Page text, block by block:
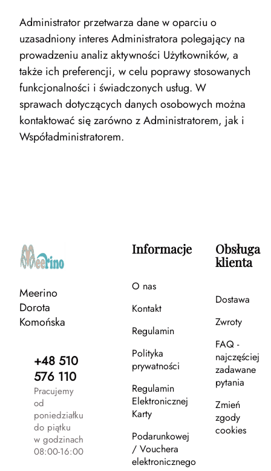
Administrator przetwarza dane w oparciu o
uzasadniony interes Administratora polegający na
prowadzeniu analiz aktywności Użytkowników, a
także ich preferencji, w celu poprawy stosowanych
funkcjonalności i świadczonych usług. W
sprawach dotyczących danych osobowych można
kontaktować się zarówno z Administratorem, jak i
Współadministratorem.
Meerino
Dorota
Komońska
+48 510
576 110
Pracujemy
od
poniedziałku
do piątku
w godzinach
08:00-16:00
Informacje
O nas
Kontakt
Regulamin
Polityka
prywatności
Regulamin
Elektronicznej
Karty
Podarunkowej
/ Vouchera
elektronicznego
Obsługa
klienta
Dostawa
Zwroty
FAQ -
najczęściej
zadawane
pytania
Zmień
zgody
cookies